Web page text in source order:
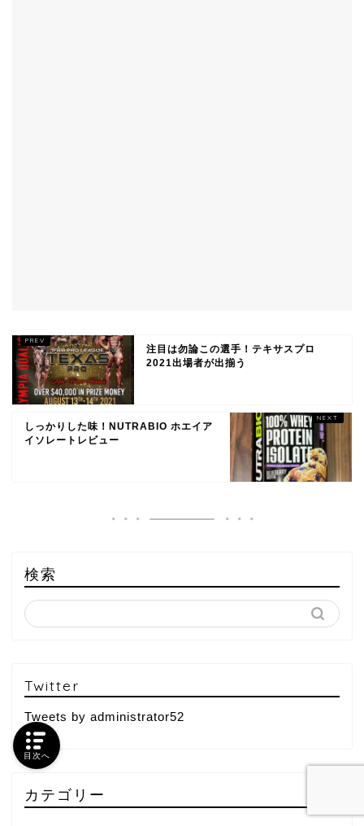
注目は勿論この選手！テキサスプロ
2021出場者が出揃う
しっかりした味！NUTRABIO ホエイア
イソレートレビュー
検索
Twitter
Tweets by administrator52
カテゴリー
目次へ